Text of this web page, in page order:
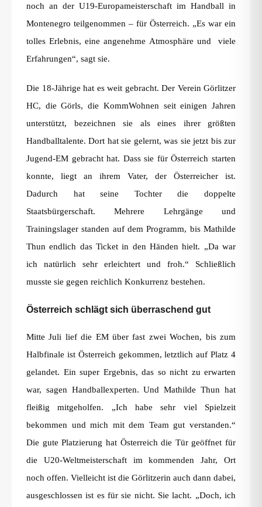
noch an der U19-Europameisterschaft im Handball in
Montenegro teilgenommen – für Österreich. „Es war ein
tolles Erlebnis, eine angenehme Atmosphäre und viele
Erfahrungen“, sagt sie.
Die 18-Jährige hat es weit gebracht. Der Verein Görlitzer
HC, die Görls, die KommWohnen seit einigen Jahren
unterstützt, bezeichnen sie als eines ihrer größten
Handballtalente. Dort hat sie gelernt, was sie jetzt bis zur
Jugend-EM gebracht hat. Dass sie für Österreich starten
konnte, liegt an ihrem Vater, der Österreicher ist.
Dadurch hat seine Tochter die doppelte
Staatsbürgerschaft. Mehrere Lehrgänge und
Trainingslager standen auf dem Programm, bis Mathilde
Thun endlich das Ticket in den Händen hielt. „Da war
ich natürlich sehr erleichtert und froh.“ Schließlich
musste sie gegen reichlich Konkurrenz bestehen.
Österreich schlägt sich überraschend gut
Mitte Juli lief die EM über fast zwei Wochen, bis zum
Halbfinale ist Österreich gekommen, letztlich auf Platz 4
gelandet. Ein super Ergebnis, das so nicht zu erwarten
war, sagen Handballexperten. Und Mathilde Thun hat
fleißig mitgeholfen. „Ich habe sehr viel Spielzeit
bekommen und mich mit dem Team gut verstanden.“
Die gute Platzierung hat Österreich die Tür geöffnet für
die U20-Weltmeisterschaft im kommenden Jahr, Ort
noch offen. Vielleicht ist die Görlitzerin auch dann dabei,
ausgeschlossen ist es für sie nicht. Sie lacht. „Doch, ich